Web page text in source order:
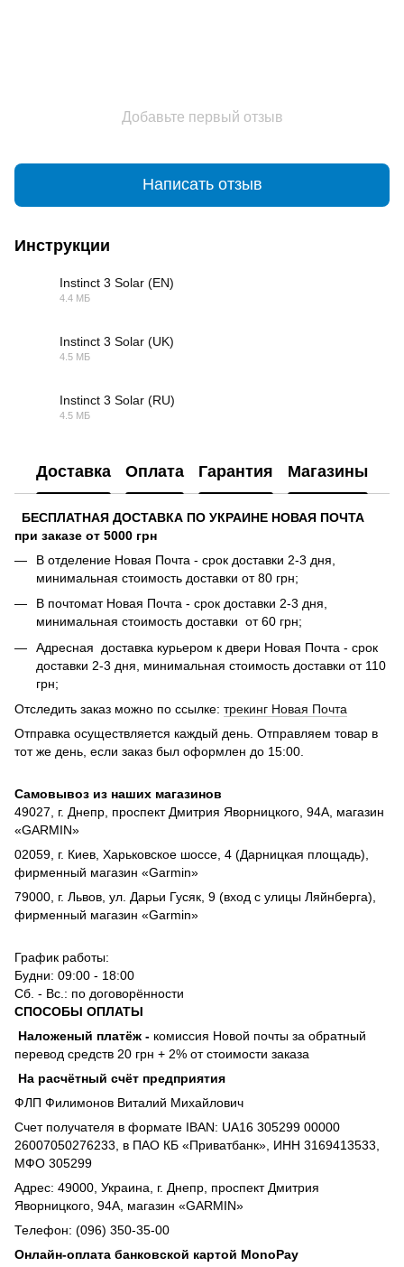
Добавьте первый отзыв
Написать отзыв
Инструкции
Instinct 3 Solar (EN)
4.4 МБ
Instinct 3 Solar (UK)
4.5 МБ
Instinct 3 Solar (RU)
4.5 МБ
Доставка Оплата Гарантия Магазины
БЕСПЛАТНАЯ ДОСТАВКА ПО УКРАИНЕ НОВАЯ ПОЧТА
при заказе от 5000 грн
В отделение Новая Почта - срок доставки 2-3 дня,
минимальная стоимость доставки от 80 грн;
В почтомат Новая Почта - срок доставки 2-3 дня,
минимальная стоимость доставки от 60 грн;
Адресная доставка курьером к двери Новая Почта - срок
доставки 2-3 дня, минимальная стоимость доставки от 110
грн;
Отследить заказ можно по ссылке: трекинг Новая Почта
Отправка осуществляется каждый день. Отправляем товар в
тот же день, если заказ был оформлен до 15:00.
Самовывоз из наших магазинов
49027, г. Днепр, проспект Дмитрия Яворницкого, 94А, магазин
«GARMIN»
02059, г. Киев, Харьковское шоссе, 4 (Дарницкая площадь),
фирменный магазин «Garmin»
79000, г. Львов, ул. Дарьи Гусяк, 9 (вход с улицы Ляйнберга),
фирменный магазин «Garmin»
График работы:
Будни: 09:00 - 18:00
Сб. - Вс.: по договорённости
СПОСОБЫ ОПЛАТЫ
Наложеный платёж - комиссия Новой почты за обратный
перевод средств 20 грн + 2% от стоимости заказа
На расчётный счёт предприятия
ФЛП Филимонов Виталий Михайлович
Счет получателя в формате IBAN: UA16 305299 00000
26007050276233, в ПАО КБ «Приватбанк», ИНН 3169413533,
МФО 305299
Адрес: 49000, Украина, г. Днепр, проспект Дмитрия
Яворницкого, 94А, магазин «GARMIN»
Телефон: (096) 350-35-00
Онлайн-оплата банковской картой MonoPay